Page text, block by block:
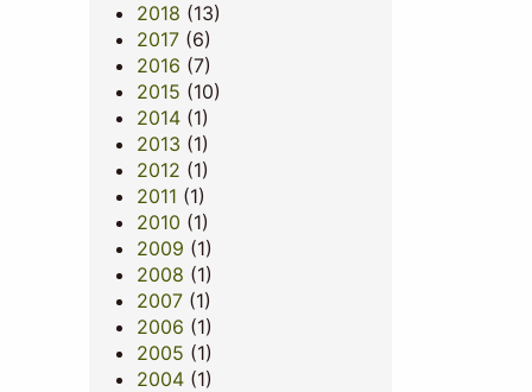
2018 (13)
2017 (6)
2016 (7)
2015 (10)
2014 (1)
2013 (1)
2012 (1)
2011 (1)
2010 (1)
2009 (1)
2008 (1)
2007 (1)
2006 (1)
2005 (1)
2004 (1)